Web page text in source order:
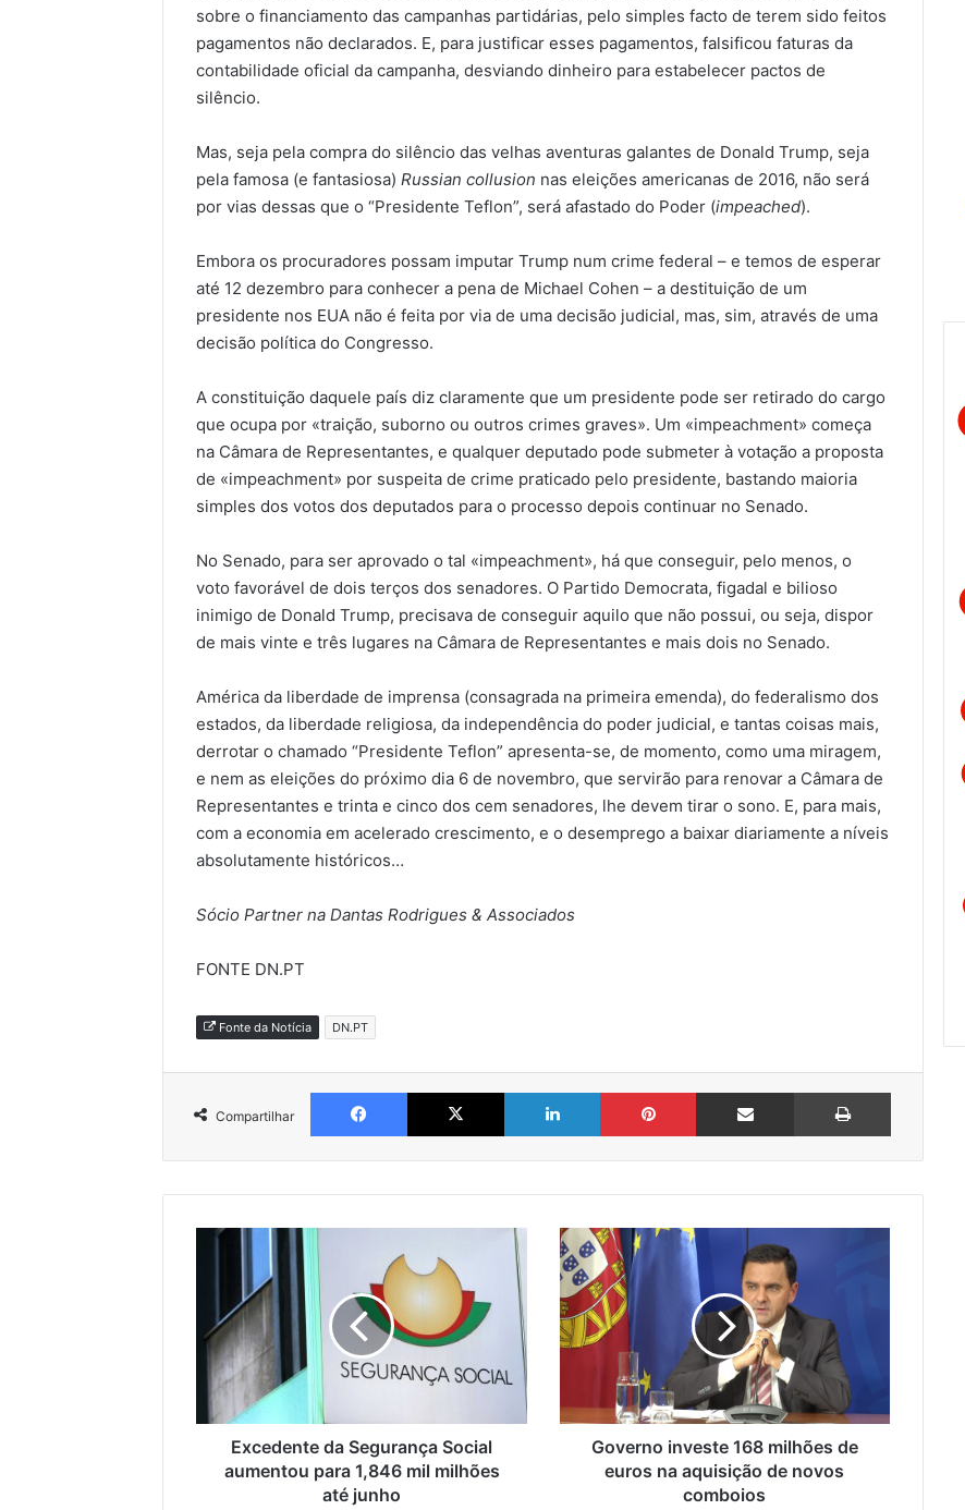
sobre o financiamento das campanhas partidárias, pelo simples facto de terem sido feitos
pagamentos não declarados. E, para justificar esses pagamentos, falsificou faturas da
contabilidade oficial da campanha, desviando dinheiro para estabelecer pactos de
silêncio.
Mas, seja pela compra do silêncio das velhas aventuras galantes de Donald Trump, seja
pela famosa (e fantasiosa)Russian collusion nas eleições americanas de 2016, não será
por vias dessas que o “Presidente Teflon”, será afastado do Poder (impeached).
Embora os procuradores possam imputar Trump num crime federal – e temos de esperar
até 12 dezembro para conhecer a pena de Michael Cohen – a destituição de um
presidente nos EUA não é feita por via de uma decisão judicial, mas, sim, através de uma
decisão política do Congresso.
A constituição daquele país diz claramente que um presidente pode ser retirado do cargo
que ocupa por «traição, suborno ou outros crimes graves». Um «impeachment» começa
na Câmara de Representantes, e qualquer deputado pode submeter à votação a proposta
de «impeachment» por suspeita de crime praticado pelo presidente, bastando maioria
simples dos votos dos deputados para o processo depois continuar no Senado.
No Senado, para ser aprovado o tal «impeachment», há que conseguir, pelo menos, o
voto favorável de dois terços dos senadores. O Partido Democrata, figadal e bilioso
inimigo de Donald Trump, precisava de conseguir aquilo que não possui, ou seja, dispor
de mais vinte e três lugares na Câmara de Representantes e mais dois no Senado.
América da liberdade de imprensa (consagrada na primeira emenda), do federalismo dos
estados, da liberdade religiosa, da independência do poder judicial, e tantas coisas mais,
derrotar o chamado “Presidente Teflon” apresenta-se, de momento, como uma miragem,
e nem as eleições do próximo dia 6 de novembro, que servirão para renovar a Câmara de
Representantes e trinta e cinco dos cem senadores, lhe devem tirar o sono. E, para mais,
com a economia em acelerado crescimento, e o desemprego a baixar diariamente a níveis
absolutamente históricos…
Sócio Partner na Dantas Rodrigues & Associados
FONTE DN.PT
Fonte da Notícia DN.PT
Compartilhar
Facebook X LinkedIn Pinterest Partilhar via Email Imprimir
Excedente
Segurança
Social
aumentou
para
1,846
mil
milhões
junho
Excedente da Segurança Social
aumentou para 1,846 mil milhões
até junho
Governo
investe
168
milhões
de
euros
aquisição
de
novos
comboios
Governo investe 168 milhões de
euros na aquisição de novos
comboios